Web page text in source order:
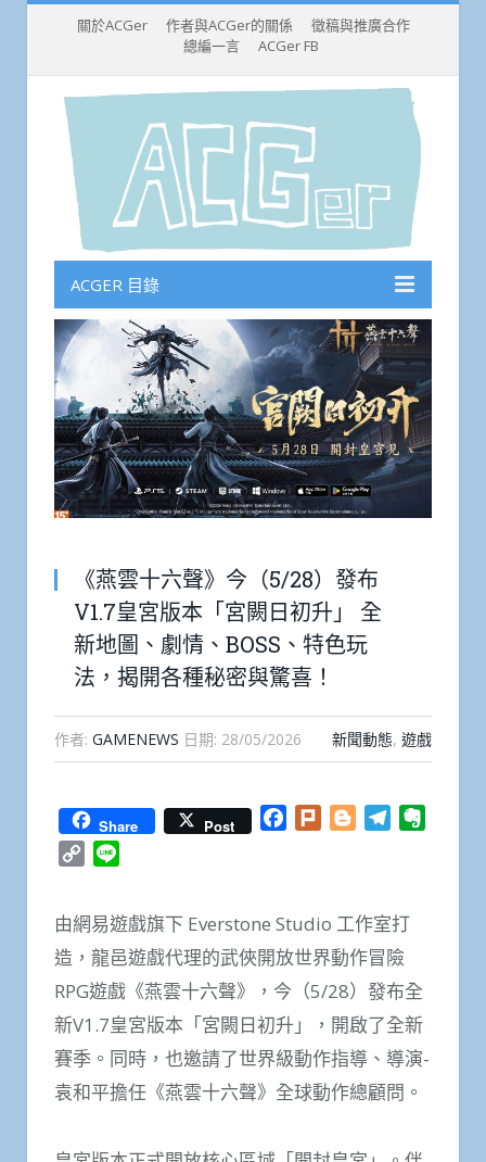
關於ACGer 作者與ACGer的關係
徵稿與推廣合作
總編一言
ACGer FB
ACGER 目錄
《燕雲十六聲》今（5/28）發布
V1.7皇宮版本「宮闕日初升」 全
新地圖、劇情、BOSS、特色玩
法，揭開各種秘密與驚喜！
作者: GAMENEWS 日期: 28/05/2026 新聞動態, 遊戲
Share Post Facebook
Plurk BloggerTelegram
Copy
由網易遊戲旗下 Everstone Studio 工作室打
造，龍邑遊戲代理的武俠開放世界動作冒險
RPG遊戲《燕雲十六聲》，今（5/28）發布全
新V1.7皇宮版本「宮闕日初升」，開啟了全新
賽季。同時，也邀請了世界級動作指導、導演-
袁和平擔任《燕雲十六聲》全球動作總顧問。